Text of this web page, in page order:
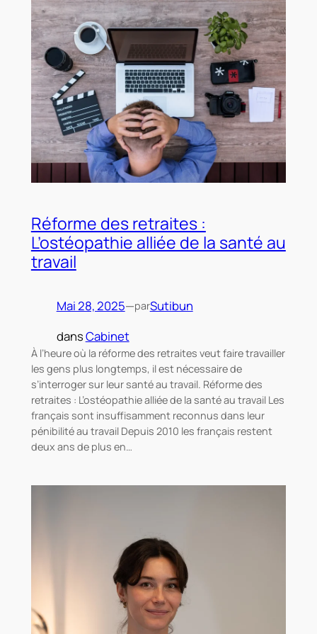
Réforme des retraites :
L’ostéopathie alliée de la santé au
travail
Mai 28, 2025—parSutibun
dansCabinet
À l’heure où la réforme des retraites veut faire travailler
les gens plus longtemps, il est nécessaire de
s’interroger sur leur santé au travail. Réforme des
retraites : L’ostéopathie alliée de la santé au travail Les
français sont insuffisamment reconnus dans leur
pénibilité au travail Depuis 2010 les français restent
deux ans de plus en…